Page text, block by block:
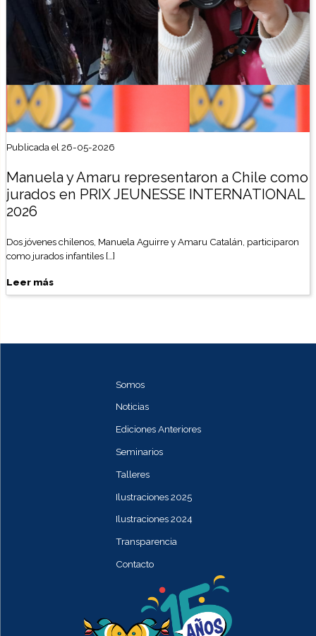
Publicada el 26-05-2026
Manuela y Amaru representaron a Chile como
jurados en PRIX JEUNESSE INTERNATIONAL
2026
Dos jóvenes chilenos, Manuela Aguirre y Amaru Catalán, participaron
como jurados infantiles […]
Leer más
Somos
Noticias
Ediciones Anteriores
Seminarios
Talleres
Ilustraciones 2025
Ilustraciones 2024
Transparencia
Contacto